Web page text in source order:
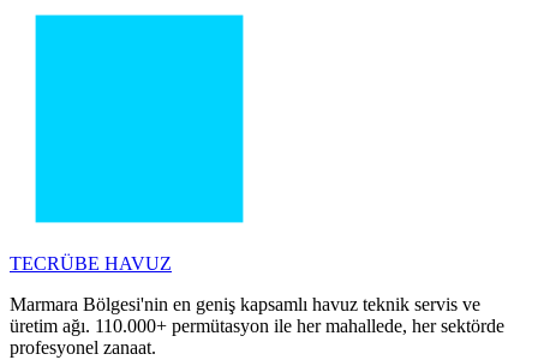
TECRÜBE HAVUZ
Marmara Bölgesi'nin en geniş kapsamlı havuz teknik servis ve
üretim ağı. 110.000+ permütasyon ile her mahallede, her sektörde
profesyonel zanaat.